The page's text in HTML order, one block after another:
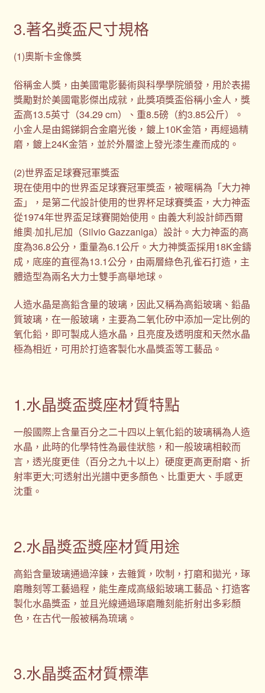
3.著名獎盃尺寸規格
(1)奧斯卡金像獎
俗稱金人獎，由美國電影藝術與科學學院頒發，用於表揚
獎勵對於美國電影傑出成就，此獎項獎盃俗稱小金人，獎
盃高13.5英寸（34.29 cm）、重8.5磅（約3.85公斤）。
小金人是由錫銻銅合金磨光後，鍍上10K金箔，再經過精
磨，鍍上24K金箔，並於外層塗上發光漆生產而成的。
(2)世界盃足球賽冠軍獎盃
現在使用中的世界盃足球賽冠軍獎盃，被暱稱為「大力神
盃」，是第二代設計使用的世界杯足球賽獎盃，大力神盃
從1974年世界盃足球賽開始使用。由義大利設計師西爾
維奧·加扎尼加（Silvio Gazzaniga）設計。大力神盃的高
度為36.8公分，重量為6.1公斤。大力神獎盃採用18K金鑄
成，底座的直徑為13.1公分，由兩層綠色孔雀石打造，主
體造型為兩名大力士雙手高舉地球。
人造水晶是高鉛含量的玻璃，因此又稱為高鉛玻璃、鉛晶
質玻璃，在一般玻璃，主要為二氧化矽中添加一定比例的
氧化鉛，即可製成人造水晶，且亮度及透明度和天然水晶
極為相近，可用於打造客製化水晶獎盃等工藝品。
1.水晶獎盃獎座材質特點
一般國際上含量百分之二十四以上氧化鉛的玻璃稱為人造
水晶，此時的化學特性為最佳狀態，和一般玻璃相較而
言，透光度更佳（百分之九十以上）硬度更高更耐磨、折
射率更大;可透射出光譜中更多顏色、比重更大、手感更
沈重。
2.水晶獎盃獎座材質用途
高鉛含量玻璃通過淬鍊，去雜質，吹制，打磨和拋光，琢
磨雕刻等工藝過程，能生產成高級鉛玻璃工藝品、打造客
製化水晶獎盃，並且光線通過琢磨雕刻能折射出多彩顏
色，在古代一般被稱為琉璃。
3.水晶獎盃材質標準